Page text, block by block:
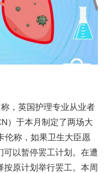
，英国护理专业从业者
）于本月制定了两场大
伦称，如果卫生大臣愿
以暂停罢工计划。在遭
原计划举行罢工。本周